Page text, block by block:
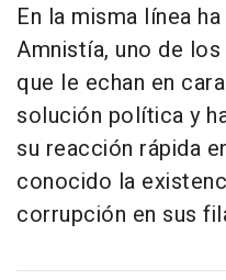
En la misma línea
Amnistía, uno de
que le echan en
solución política y
su reacción rápida
conocido la
corrupción en sus